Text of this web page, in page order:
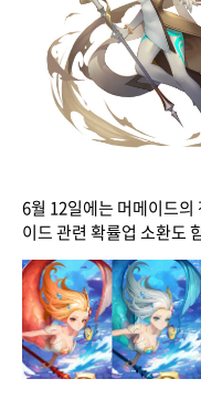
6월 12일에는 머메이드의
이드 관련 확률업 소환도